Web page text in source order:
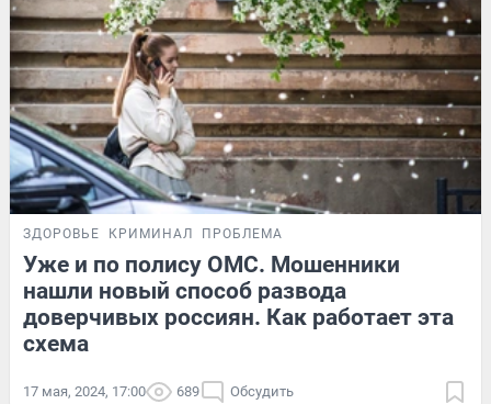
ЗДОРОВЬЕ КРИМИНАЛ ПРОБЛЕМА
Уже и по полису ОМС. Мошенники
нашли новый способ развода
доверчивых россиян. Как работает эта
схема
17 мая, 2024, 17:00 689 Обсудить